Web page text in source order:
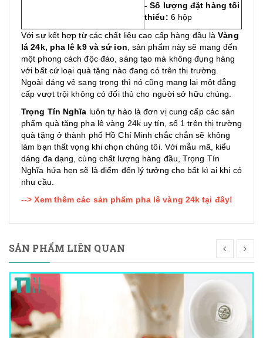
- Số lượng đặt hàng tối
thiểu: 6 hộp
Với sự kết hợp từ các chất liệu cao cấp hàng đầu làVàng
lá 24k, pha lê k9 và sứ ion , sản phẩm này sẽ mang đến
một phong cách độc đáo, sáng tạo mà không đụng hàng
với bất cứ loại quà tặng nào đang có trên thị trường.
Ngoài dáng vẻ sang trọng thì nó cũng mang lại một đẳng
cấp vượt trội không có đối thủ cho người sở hữu chúng.
Trọng Tín Nghĩa luôn tự hào là đơn vị cung cấp các sản
phẩm quà tặng pha lê vàng 24k uy tín, số 1 trên thị trường
quà tặng ở thành phố Hồ Chí Minh chắc chắn sẽ không
làm bạn thất vọng khi chọn chúng tôi. Với mẫu mã, kiểu
dáng đa dạng, cùng chất lượng hàng đầu, Trọng Tín
Nghĩa hứa hẹn sẽ là điểm đến lý tưởng cho bất kì ai khi có
nhu cầu.
--> Xem thêm các sản phẩm pha lê vàng 24k tại đây!
SẢN PHẨM LIÊN QUAN